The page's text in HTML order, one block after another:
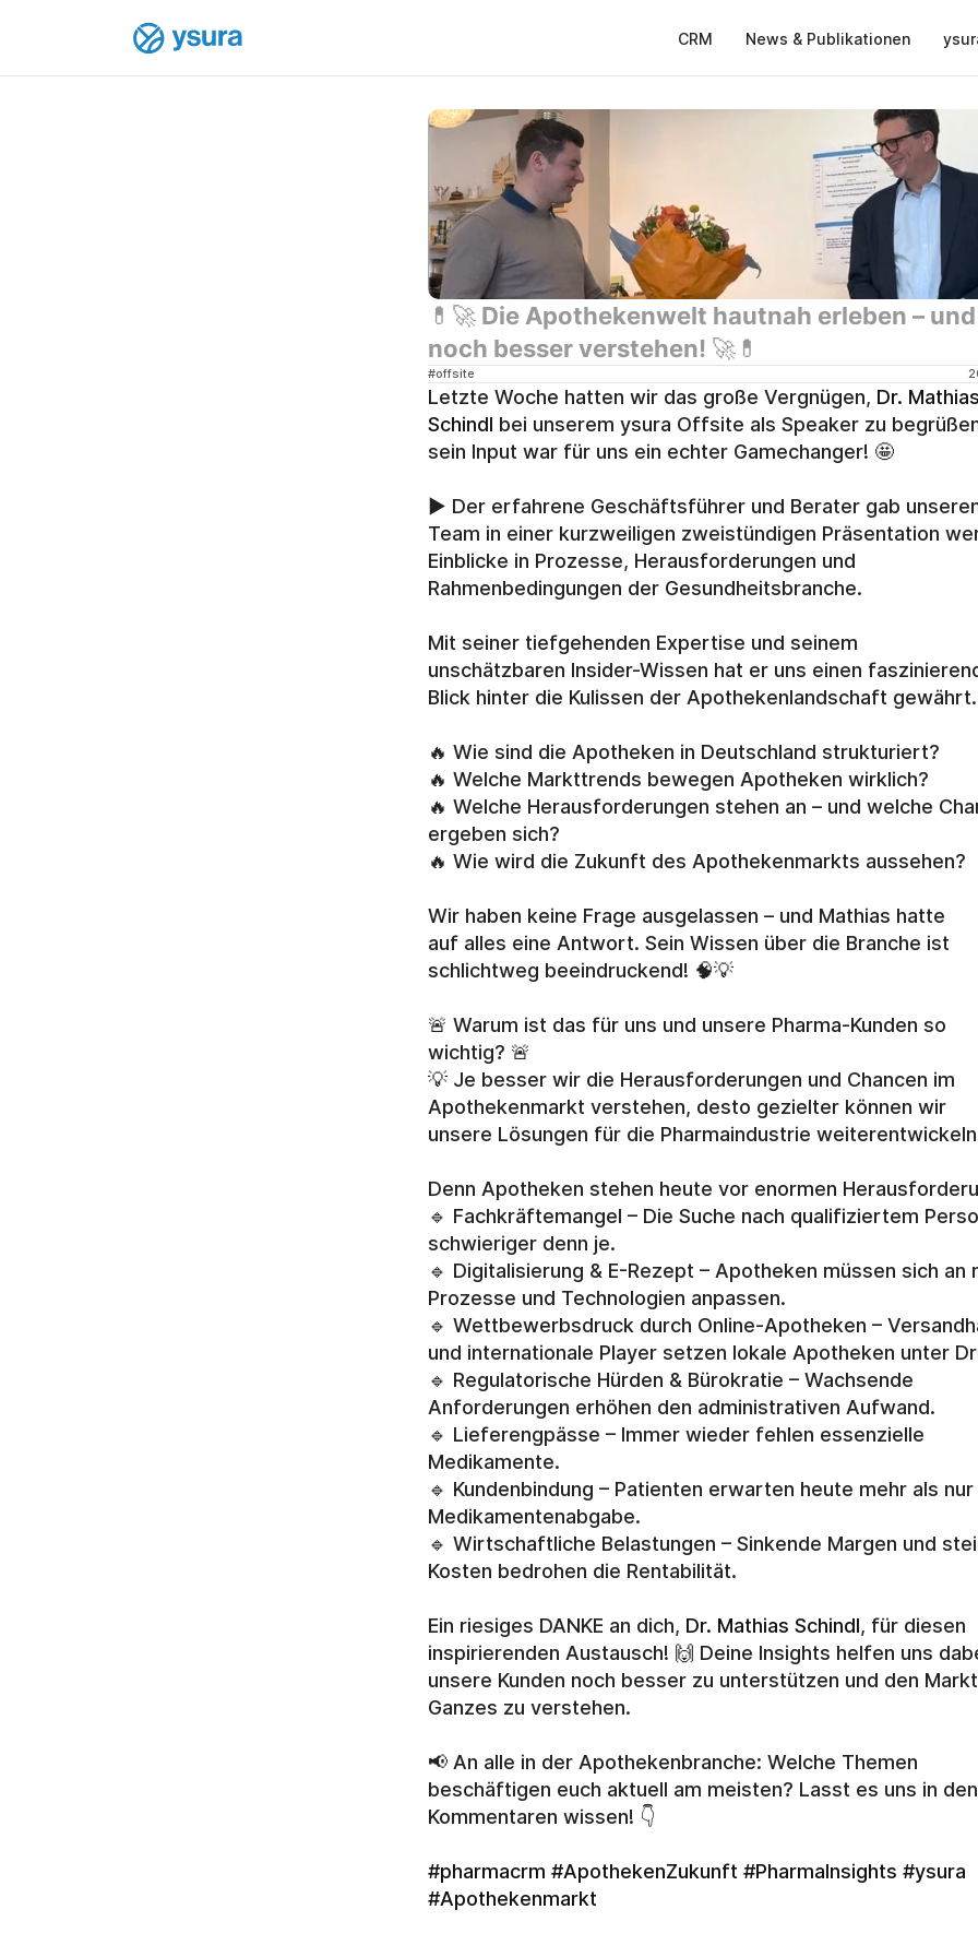
CRM News & Publikationen
💊🚀 Die Apothekenwelt hautnah erleben – und
noch besser verstehen! 🚀💊
#offsite
Letzte Woche hatten wir das große Vergnügen, Dr. Mathias
Schindl bei unserem ysura Offsite als Speaker zu
sein Input war für uns ein echter Gamechanger! 🤩
▶️ Der erfahrene Geschäftsführer und Berater gab
Team in einer kurzweiligen zweistündigen Präsentation
Einblicke in Prozesse, Herausforderungen und
Rahmenbedingungen der Gesundheitsbranche.
Mit seiner tiefgehenden Expertise und seinem
unschätzbaren Insider-Wissen hat er uns einen
Blick hinter die Kulissen der Apothekenlandschaft gewährt.
🔥 Wie sind die Apotheken in Deutschland strukturiert?
🔥 Welche Markttrends bewegen Apotheken wirklich?
🔥 Welche Herausforderungen stehen an – und welche
ergeben sich?
🔥 Wie wird die Zukunft des Apothekenmarkts aussehen?
Wir haben keine Frage ausgelassen – und Mathias hatte
auf alles eine Antwort. Sein Wissen über die Branche ist
schlichtweg beeindruckend! 🧠💡
🚨 Warum ist das für uns und unsere Pharma-Kunden so
wichtig? 🚨
💡 Je besser wir die Herausforderungen und Chancen im
Apothekenmarkt verstehen, desto gezielter können wir
unsere Lösungen für die Pharmaindustrie
Denn Apotheken stehen heute vor enormen
🔹 Fachkräftemangel – Die Suche nach qualifiziertem
schwieriger denn je.
🔹 Digitalisierung & E-Rezept – Apotheken müssen sich an
Prozesse und Technologien anpassen.
🔹 Wettbewerbsdruck durch Online-Apotheken –
und internationale Player setzen lokale Apotheken unter
🔹 Regulatorische Hürden & Bürokratie – Wachsende
Anforderungen erhöhen den administrativen Aufwand.
🔹 Lieferengpässe – Immer wieder fehlen essenzielle
Medikamente.
🔹 Kundenbindung – Patienten erwarten heute mehr als nur
Medikamentenabgabe.
🔹 Wirtschaftliche Belastungen – Sinkende Margen und
Kosten bedrohen die Rentabilität.
Ein riesiges DANKE an dich, Dr. Mathias Schindl, für diesen
inspirierenden Austausch! 🙌 Deine Insights helfen uns
unsere Kunden noch besser zu unterstützen und den
Ganzes zu verstehen.
📢 An alle in der Apothekenbranche: Welche Themen
beschäftigen euch aktuell am meisten? Lasst es uns in den
Kommentaren wissen! 👇
#pharmacrm #ApothekenZukunft #PharmaInsights #ysura
#Apothekenmarkt